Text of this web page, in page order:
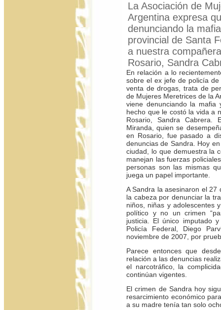
La Asociación de
Argentina expresa
denunciando la
provincial de Santa
a nuestra
Rosario, Sandra
En relación a lo
sobre el ex jefe de policía
venta de drogas, trata de
de Mujeres Meretrices de la
viene denunciando la mafia
hecho que le costó la vida a
Rosario, Sandra Cabrera.
Miranda, quien se
en Rosario, fue pasado a
denuncias de Sandra. Hoy
ciudad, lo que demuestra la
manejan las fuerzas
personas son las mismas
juega un papel importante.
A Sandra la asesinaron el
la cabeza por denunciar la
niños, niñas y adolescentes
político y no un crimen
justicia. El único imputado
Policía Federal, Diego
noviembre de 2007, por
Parece entonces que
relación a las denuncias
el narcotráfico, la
continúan vigentes.
El crimen de Sandra hoy
resarcimiento económico
a su madre tenía tan solo